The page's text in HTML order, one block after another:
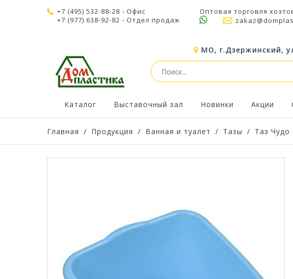
+7 (495) 532-88-28 - Офис
+7 (977) 638-92-82 - Отдел продаж
Оптовая торговля
МО, г.Дзержинский,
Каталог Выставочный зал Новинки Акции
Главная / Продукция / Ванная и туалет / Тазы / Таз Чудо